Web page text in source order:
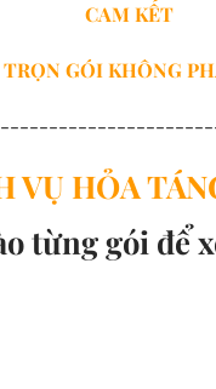
CAM KẾT
GÓIKHÔNG
VỤ HỎA
từng gói để